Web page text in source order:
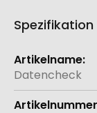
Spezifikation
Weitere
Informationen
Datencheck